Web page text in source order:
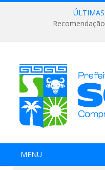
MENU